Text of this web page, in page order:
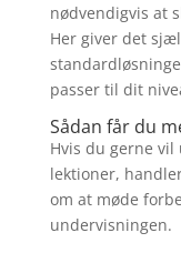
nødvendigvis at
Her giver det
passer til dit
Sådan får du
Hvis du gerne
lektioner,
om at møde
undervisningen.